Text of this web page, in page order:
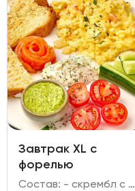
Завтрак XL c
форелью
Состав: - скрембл с креветкой; - форель слабо-соленая; - огурец свежий; помидоры Черри; - бриошь; - соус тар-тар; масло пряное.